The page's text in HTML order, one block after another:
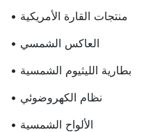
• منتجات القارة الأمريكية
• العاكس الشمسي
• بطارية الليثيوم الشمسية
• نظام الكهروضوئي
• الألواح الشمسية